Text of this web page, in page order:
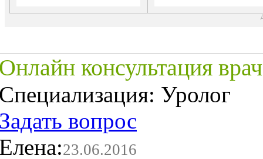
консультация
Уролог
вопрос
23.06.2016